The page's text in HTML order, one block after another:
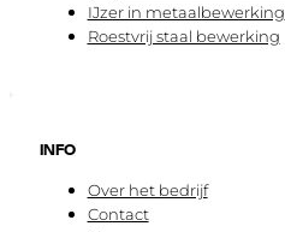
IJzer in metaalbewerking
Roestvrij staal bewerking
INFO
Over het bedrijf
Contact